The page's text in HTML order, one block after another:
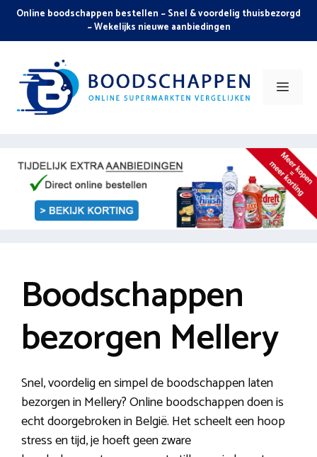
Skip
content
Online boodschappen bestellen ~ Snel & voordelig thuisbezorgd
~ Wekelijks nieuwe aanbiedingen
Menu
Boodschappen
bezorgen Mellery
Snel, voordelig en simpel de boodschappen laten
bezorgen in Mellery? Online boodschappen doen is
echt doorgebroken in België. Het scheelt een hoop
stress en tijd, je hoeft geen zware